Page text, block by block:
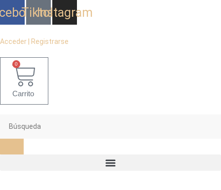
al
Tiktok
Instagram
Acceder | Registrarse
0
Carrito